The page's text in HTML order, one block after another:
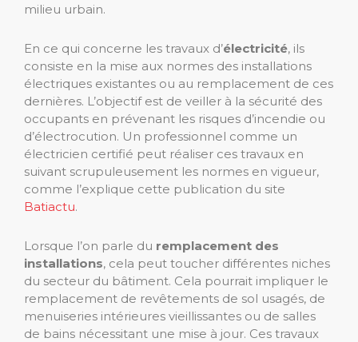
milieu urbain.
En ce qui concerne les travaux d’électricité, ils
consiste en la mise aux normes des installations
électriques existantes ou au remplacement de ces
dernières. L’objectif est de veiller à la sécurité des
occupants en prévenant les risques d’incendie ou
d’électrocution. Un professionnel comme un
électricien certifié peut réaliser ces travaux en
suivant scrupuleusement les normes en vigueur,
comme l’explique cette publication du site
Batiactu.
Lorsque l’on parle du remplacement des
installations, cela peut toucher différentes niches
du secteur du bâtiment. Cela pourrait impliquer le
remplacement de revêtements de sol usagés, de
menuiseries intérieures vieillissantes ou de salles
de bains nécessitant une mise à jour. Ces travaux